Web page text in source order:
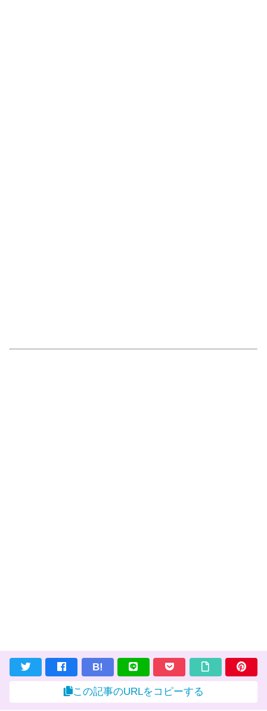
B!
この記事のURLをコピーする